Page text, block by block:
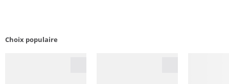
Choix populaire